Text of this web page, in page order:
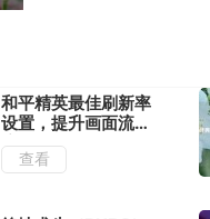
和平精英最佳刷新率
设置，提升画面流畅
度与操作体验
查看